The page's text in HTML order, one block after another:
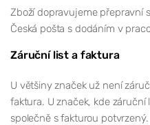
Zboží dopravujeme přepravní
Česká pošta s dodáním v
Záruční list a faktura
U většiny značek už není
faktura. U značek, kde záruční
společně s fakturou potvrzený.